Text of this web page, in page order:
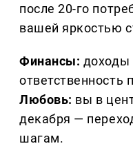
после 20-го
вашей яркостью
Финансы: доходы
ответственность
Любовь: вы в
декабря —
шагам.